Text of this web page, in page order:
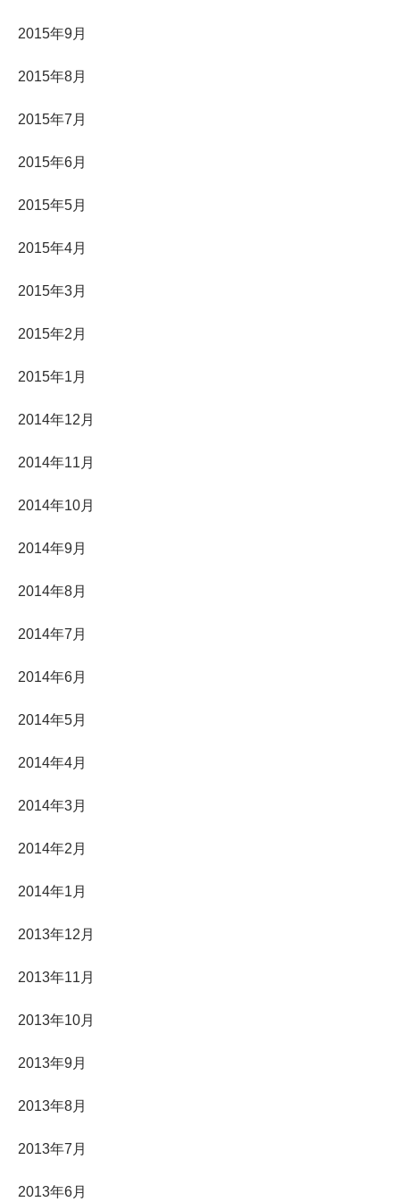
2015年9月
2015年8月
2015年7月
2015年6月
2015年5月
2015年4月
2015年3月
2015年2月
2015年1月
2014年12月
2014年11月
2014年10月
2014年9月
2014年8月
2014年7月
2014年6月
2014年5月
2014年4月
2014年3月
2014年2月
2014年1月
2013年12月
2013年11月
2013年10月
2013年9月
2013年8月
2013年7月
2013年6月